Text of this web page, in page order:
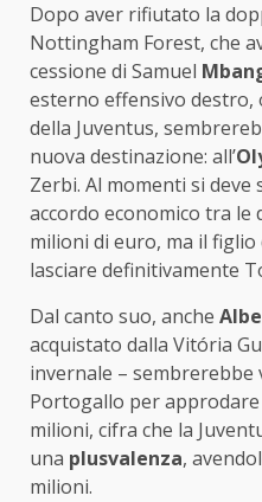
Dopo aver rifiutato la
Nottingham Forest, che
cessione di Samuel
esterno effensivo destro,
della Juventus,
nuova destinazione: all’
Zerbi. Al momenti si
accordo economico tra le
milioni di euro, ma il figlio
lasciare definitivamente
Dal canto suo, anche
acquistato dalla Vitória
invernale – sembrerebbe
Portogallo per
milioni, cifra che la
una plusvalenza,
milioni.